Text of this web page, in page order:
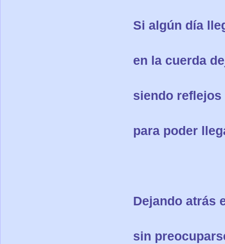
Si algún día
en la cuerda
siendo reflejos
para poder
Dejando atrás
sin